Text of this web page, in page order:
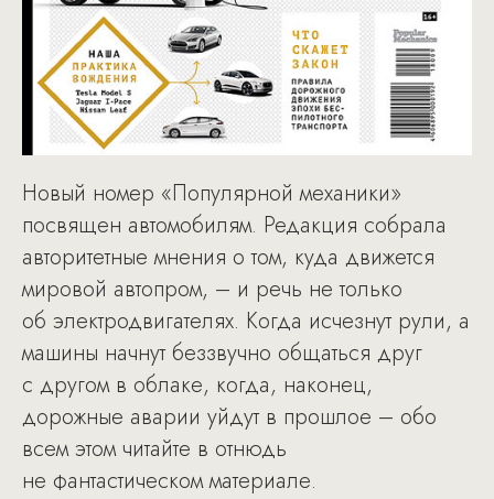
Новый номер «Популярной механики»
посвящен автомобилям. Редакция собрала
авторитетные мнения о том, куда движется
мировой автопром, – и речь не только
об электродвигателях. Когда исчезнут рули, а
машины начнут беззвучно общаться друг
с другом в облаке, когда, наконец,
дорожные аварии уйдут в прошлое – обо
всем этом читайте в отнюдь
не фантастическом материале.